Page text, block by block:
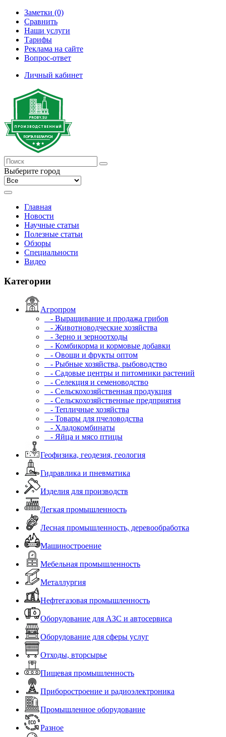
Заметки (0)
Сравнить
Наши услуги
Тарифы
Реклама на сайте
Вопрос-ответ
Личный кабинет
Выберите город
Главная
Новости
Научные статьи
Полезные статьи
Обзоры
Специальности
Видео
Категории
Агропром
- Выращивание и продажа грибов
- Животноводческие хозяйства
- Зерно и зерноотходы
- Комбикорма и кормовые добавки
- Овощи и фрукты оптом
- Рыбные хозяйства, рыбоводство
- Садовые центры и питомники растений
- Селекция и семеноводство
- Сельскохозяйственная продукция
- Сельскохозяйственные предприятия
- Тепличные хозяйства
- Товары для пчеловодства
- Хладокомбинаты
- Яйца и мясо птицы
Геофизика, геодезия, геология
Гидравлика и пневматика
Изделия для производств
Легкая промышленность
Лесная промышленность, деревообработка
Машиностроение
Мебельная промышленность
Металлургия
Нефтегазовая промышленность
Оборудование для АЗС и автосервиса
Оборудование для сферы услуг
Отходы, вторсырье
Пищевая промышленность
Приборостроение и радиоэлектроника
Промышленное оборудование
Разное